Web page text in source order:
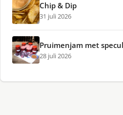
Chip & Dip
31 juli 2026
Pruimenjam met
28 juli 2026